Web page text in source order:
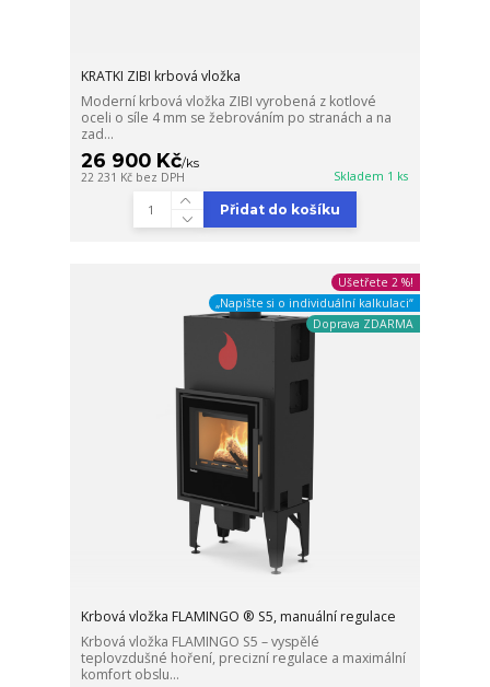
KRATKI ZIBI krbová vložka
Moderní krbová vložka ZIBI vyrobená z kotlové
oceli o síle 4 mm se žebrováním po stranách a na
zad...
26 900 Kč/ks
22 231 Kč bez DPH Skladem 1 ks
Přidat do košíku
Ušetřete 2 %!
„Napište si o individuální kalkulaci“
Doprava ZDARMA
Krbová vložka FLAMINGO ® S5, manuální regulace
Krbová vložka FLAMINGO S5 – vyspělé
teplovzdušné hoření, precizní regulace a maximální
komfort obslu...